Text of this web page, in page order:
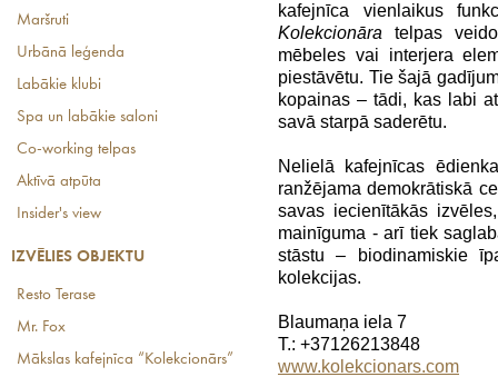
Maršruti
Urbānā leģenda
Labākie klubi
Spa un labākie saloni
Co-working telpas
Aktīvā atpūta
Insider's view
IZVĒLIES OBJEKTU
Resto Terase
Mr. Fox
Mākslas kafejnīca “Kolekcionārs”
kafejnīca vienlaikus
Kolekcionāra telpas
mēbeles vai interjera
piestāvētu. Tie šajā
kopainas – tādi, kas labi
savā starpā saderētu.
Nelielā kafejnīcas
ranžējama demokrātiskā
savas iecienītākās
mainīguma - arī tiek
stāstu – biodinamiskie
kolekcijas.
Blaumaņa iela 7
T.: +37126213848
www.kolekcionars.com